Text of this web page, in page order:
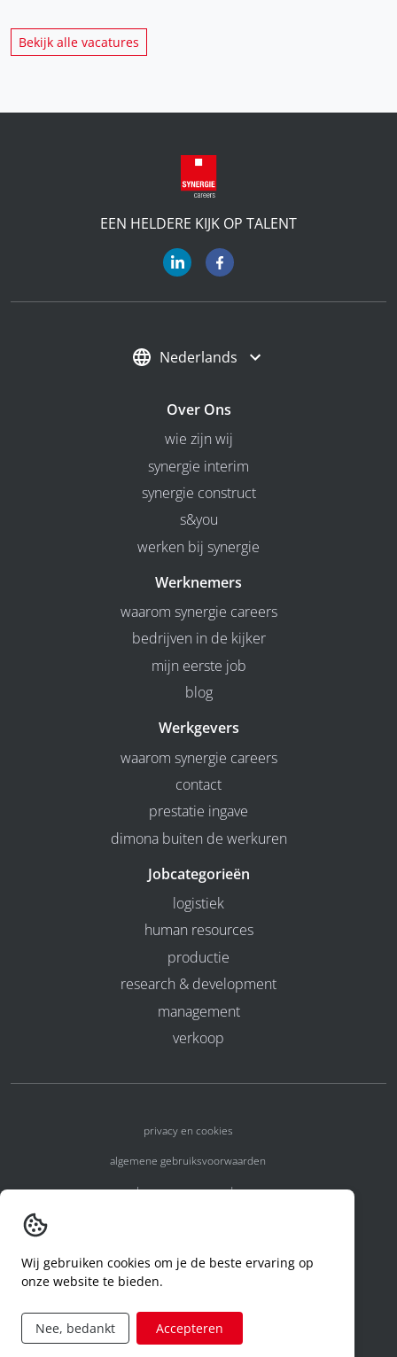
Bekijk alle vacatures
EEN HELDERE KIJK OP TALENT
Nederlands
Over Ons
wie zijn wij
synergie interim
synergie construct
s&you
werken bij synergie
Werknemers
waarom synergie careers
bedrijven in de kijker
mijn eerste job
blog
Werkgevers
waarom synergie careers
contact
prestatie ingave
dimona buiten de werkuren
Jobcategorieën
logistiek
human resources
productie
research & development
management
verkoop
privacy en cookies
algemene gebruiksvoorwaarden
algemene voorwaarden
code of conduct
aanvraag rechten ivm privacy
Wij gebruiken cookies om je de beste ervaring op
onze website te bieden.
Nee, bedankt Accepteren